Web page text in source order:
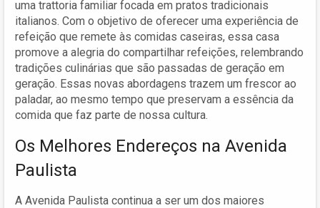
uma trattoria familiar focada em pratos tradicionais
italianos. Com o objetivo de oferecer uma experiência de
refeição que remete às comidas caseiras, essa casa
promove a alegria do compartilhar refeições, relembrando
tradições culinárias que são passadas de geração em
geração. Essas novas abordagens trazem um frescor ao
paladar, ao mesmo tempo que preservam a essência da
comida que faz parte de nossa cultura.
Os Melhores Endereços na Avenida
Paulista
A Avenida Paulista continua a ser um dos maiores